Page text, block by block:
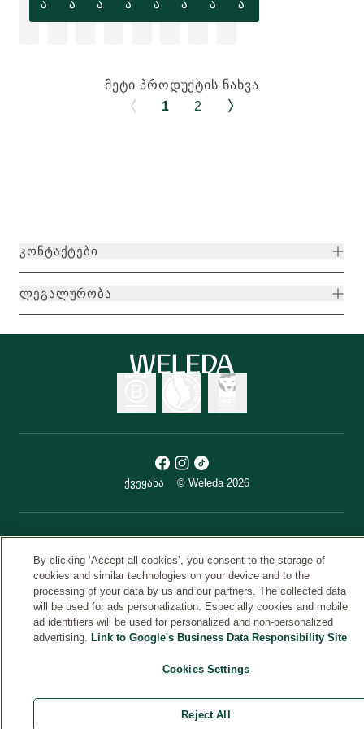
ა
ა
ა
ა
ა
ა
ა
ა
ᲛᲔᲢᲘ ᲞᲠᲝᲓᲣᲥᲢᲘᲡ ᲜᲐᲮᲕᲐ
1
2
ᲙᲝᲜᲢᲐᲥᲢᲔᲑᲘ
ᲚᲔᲒᲐᲚᲣᲠᲝᲑᲐ
ქვეყანა © Weleda 2026
ველედა
By clicking ‘Accept all cookies’, you consent to the storage of
cookies and similar technologies on your device and to the
processing of your data by us and our partners. The collected data
will be used for ads personalization. Especially cookies and mobile
ad identifiers will be used for personalized and non-personalized
advertising. Link to Google's Business Data Responsibility Site
Cookies Settings
Reject All